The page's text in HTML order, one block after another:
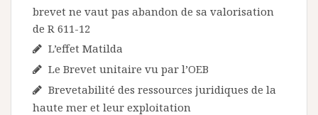
brevet ne vaut pas abandon de sa valorisation
de R 611-12
L’effet Matilda
Le Brevet unitaire vu par l’OEB
Brevetabilité des ressources juridiques de la
haute mer et leur exploitation